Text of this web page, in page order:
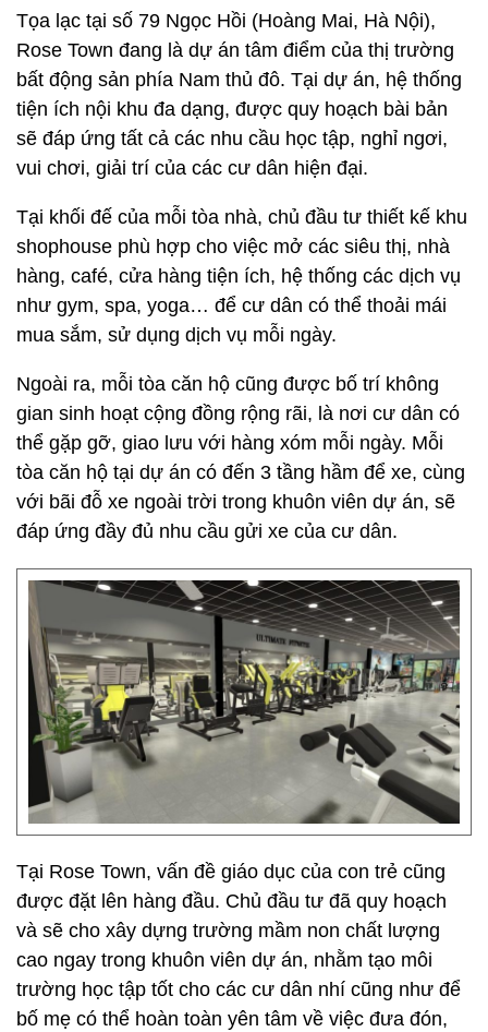
Tọa lạc tại số 79 Ngọc Hồi (Hoàng Mai, Hà Nội),
Rose Town đang là dự án tâm điểm của thị trường
bất động sản phía Nam thủ đô. Tại dự án, hệ thống
tiện ích nội khu đa dạng, được quy hoạch bài bản
sẽ đáp ứng tất cả các nhu cầu học tập, nghỉ ngơi,
vui chơi, giải trí của các cư dân hiện đại.
Tại khối đế của mỗi tòa nhà, chủ đầu tư thiết kế khu
shophouse phù hợp cho việc mở các siêu thị, nhà
hàng, café, cửa hàng tiện ích, hệ thống các dịch vụ
như gym, spa, yoga… để cư dân có thể thoải mái
mua sắm, sử dụng dịch vụ mỗi ngày.
Ngoài ra, mỗi tòa căn hộ cũng được bố trí không
gian sinh hoạt cộng đồng rộng rãi, là nơi cư dân có
thể gặp gỡ, giao lưu với hàng xóm mỗi ngày. Mỗi
tòa căn hộ tại dự án có đến 3 tầng hầm để xe, cùng
với bãi đỗ xe ngoài trời trong khuôn viên dự án, sẽ
đáp ứng đầy đủ nhu cầu gửi xe của cư dân.
Tại Rose Town, vấn đề giáo dục của con trẻ cũng
được đặt lên hàng đầu. Chủ đầu tư đã quy hoạch
và sẽ cho xây dựng trường mầm non chất lượng
cao ngay trong khuôn viên dự án, nhằm tạo môi
trường học tập tốt cho các cư dân nhí cũng như để
bố mẹ có thể hoàn toàn yên tâm về việc đưa đón,